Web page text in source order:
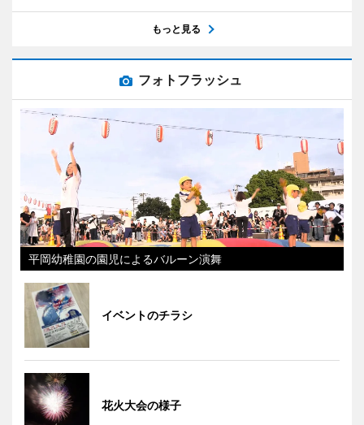
もっと見る
フォトフラッシュ
平岡幼稚園の園児によるバルーン演舞
イベントのチラシ
花火大会の様子